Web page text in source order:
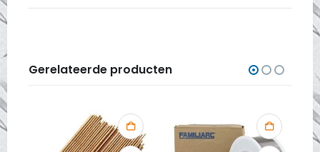
Gerelateerde producten